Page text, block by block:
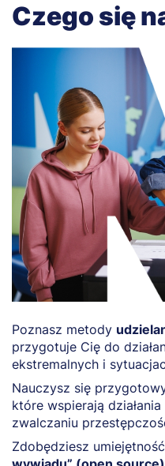
Czego się
Poznasz metody
przygotuje Cię do
ekstremalnych i
Nauczysz się
które wspierają
zwalczaniu
Zdobędziesz